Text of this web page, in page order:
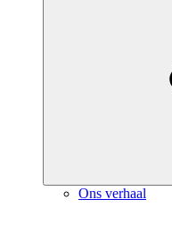
Ons verhaal